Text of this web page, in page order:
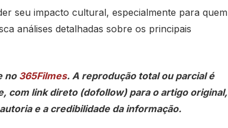
seu impacto cultural, especialmente para quem
análises detalhadas sobre os principais
no 365Filmes. A reprodução total ou parcial é
com link direto (dofollow) para o artigo original,
e a credibilidade da informação.